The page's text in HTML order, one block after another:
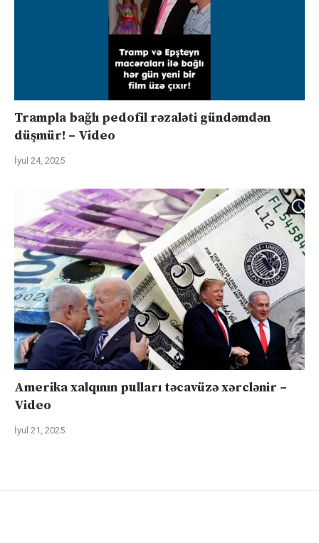
Trampla bağlı pedofil rəzaləti gündəmdən
düşmür! – Video
İyul 24, 2025
Amerika xalqının pulları təcavüzə xərclənir –
Video
İyul 21, 2025